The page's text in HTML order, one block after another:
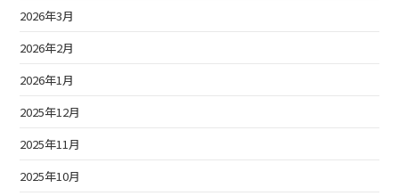
2026年3月
2026年2月
2026年1月
2025年12月
2025年11月
2025年10月